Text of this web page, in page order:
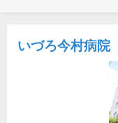
いづろ今村病院